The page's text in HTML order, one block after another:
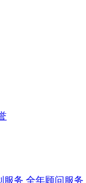
服务 全年顾问服务